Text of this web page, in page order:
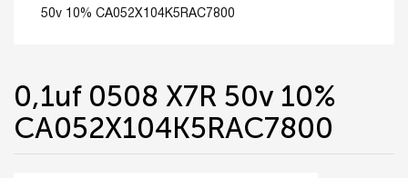
50v 10% CA052X104K5RAC7800
0,1uf 0508 X7R 50v 10%
CA052X104K5RAC7800